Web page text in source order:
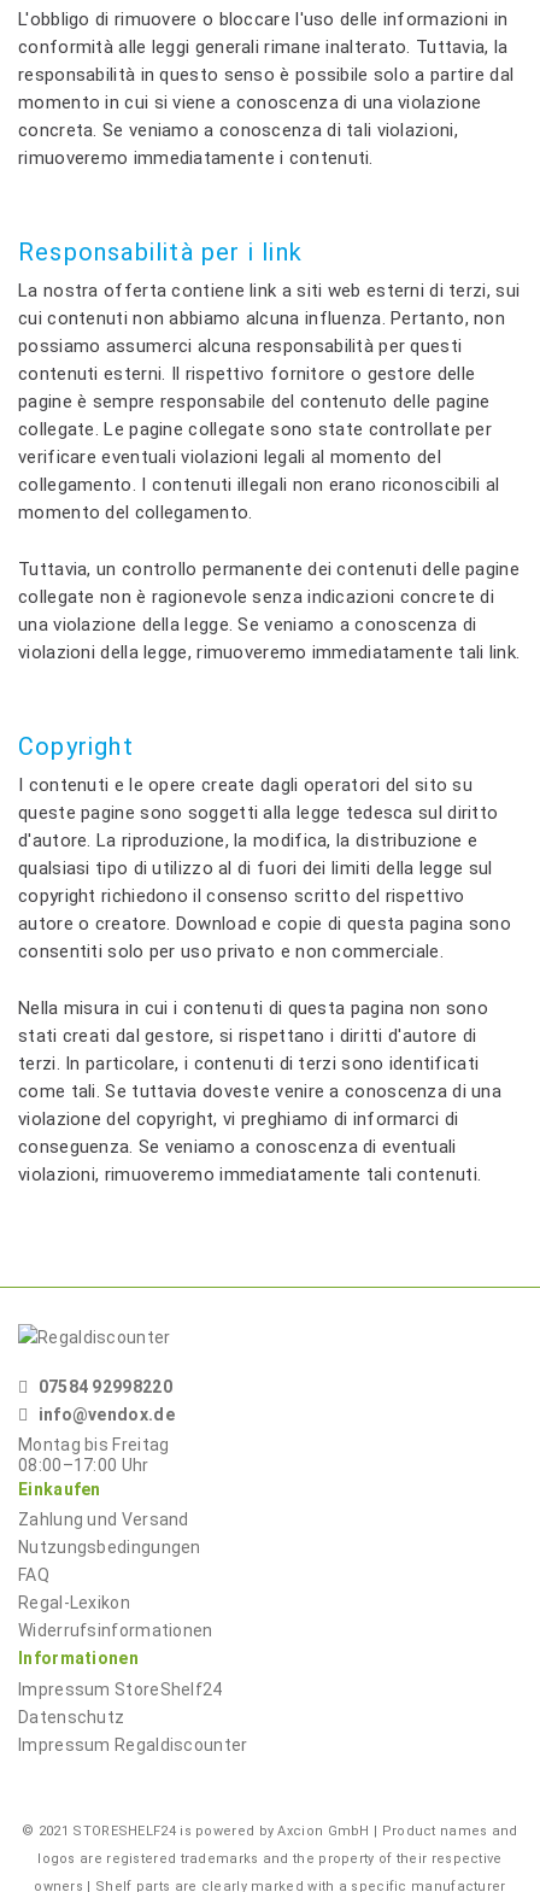
L'obbligo di rimuovere o bloccare l'uso delle informazioni in
conformità alle leggi generali rimane inalterato. Tuttavia, la
responsabilità in questo senso è possibile solo a partire dal
momento in cui si viene a conoscenza di una violazione
concreta. Se veniamo a conoscenza di tali violazioni,
rimuoveremo immediatamente i contenuti.
Responsabilità per i link
La nostra offerta contiene link a siti web esterni di terzi, sui
cui contenuti non abbiamo alcuna influenza. Pertanto, non
possiamo assumerci alcuna responsabilità per questi
contenuti esterni. Il rispettivo fornitore o gestore delle
pagine è sempre responsabile del contenuto delle pagine
collegate. Le pagine collegate sono state controllate per
verificare eventuali violazioni legali al momento del
collegamento. I contenuti illegali non erano riconoscibili al
momento del collegamento.
Tuttavia, un controllo permanente dei contenuti delle pagine
collegate non è ragionevole senza indicazioni concrete di
una violazione della legge. Se veniamo a conoscenza di
violazioni della legge, rimuoveremo immediatamente tali link.
Copyright
I contenuti e le opere create dagli operatori del sito su
queste pagine sono soggetti alla legge tedesca sul diritto
d'autore. La riproduzione, la modifica, la distribuzione e
qualsiasi tipo di utilizzo al di fuori dei limiti della legge sul
copyright richiedono il consenso scritto del rispettivo
autore o creatore. Download e copie di questa pagina sono
consentiti solo per uso privato e non commerciale.
Nella misura in cui i contenuti di questa pagina non sono
stati creati dal gestore, si rispettano i diritti d'autore di
terzi. In particolare, i contenuti di terzi sono identificati
come tali. Se tuttavia doveste venire a conoscenza di una
violazione del copyright, vi preghiamo di informarci di
conseguenza. Se veniamo a conoscenza di eventuali
violazioni, rimuoveremo immediatamente tali contenuti.
07584 92998220
info@vendox.de
Montag bis Freitag
08:00–17:00 Uhr
Einkaufen
Zahlung und Versand
Nutzungsbedingungen
FAQ
Regal-Lexikon
Widerrufsinformationen
Informationen
Impressum StoreShelf24
Datenschutz
Impressum Regaldiscounter
© 2021 STORESHELF24 is powered by Axcion GmbH | Product names and
logos are registered trademarks and the property of their respective
owners | Shelf parts are clearly marked with a specific manufacturer